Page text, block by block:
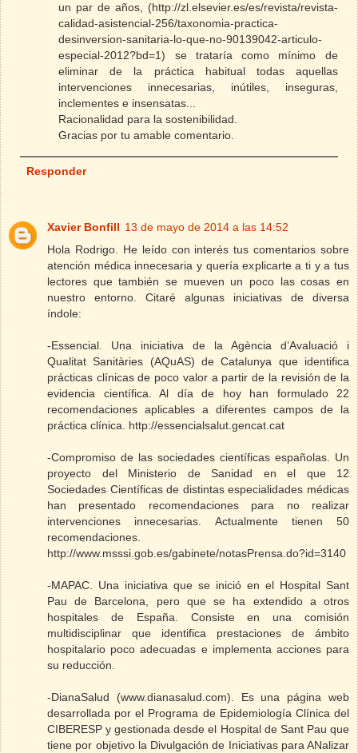
un par de años, (http://zl.elsevier.es/es/revista/revista-
calidad-asistencial-256/taxonomia-practica-
desinversion-sanitaria-lo-que-no-90139042-articulo-
especial-2012?bd=1) se trataría como mínimo de
eliminar de la práctica habitual todas aquellas
intervenciones innecesarias, inútiles, inseguras,
inclementes e insensatas...
Racionalidad para la sostenibilidad.
Gracias por tu amable comentario.
Responder
Xavier Bonfill 13 de mayo de 2014 a las 14:52
Hola Rodrigo. He leído con interés tus comentarios sobre
atención médica innecesaria y quería explicarte a ti y a tus
lectores que también se mueven un poco las cosas en
nuestro entorno. Citaré algunas iniciativas de diversa
índole:
-Essencial. Una iniciativa de la Agència d’Avaluació i
Qualitat Sanitàries (AQuAS) de Catalunya que identifica
prácticas clínicas de poco valor a partir de la revisión de la
evidencia científica. Al día de hoy han formulado 22
recomendaciones aplicables a diferentes campos de la
práctica clínica. http://essencialsalut.gencat.cat
-Compromiso de las sociedades científicas españolas. Un
proyecto del Ministerio de Sanidad en el que 12
Sociedades Científicas de distintas especialidades médicas
han presentado recomendaciones para no realizar
intervenciones innecesarias. Actualmente tienen 50
recomendaciones.
http://www.msssi.gob.es/gabinete/notasPrensa.do?id=3140
-MAPAC. Una iniciativa que se inició en el Hospital Sant
Pau de Barcelona, pero que se ha extendido a otros
hospitales de España. Consiste en una comisión
multidisciplinar que identifica prestaciones de ámbito
hospitalario poco adecuadas e implementa acciones para
su reducción.
-DianaSalud (www.dianasalud.com). Es una página web
desarrollada por el Programa de Epidemiología Clínica del
CIBERESP y gestionada desde el Hospital de Sant Pau que
tiene por objetivo la Divulgación de Iniciativas para ANalizar